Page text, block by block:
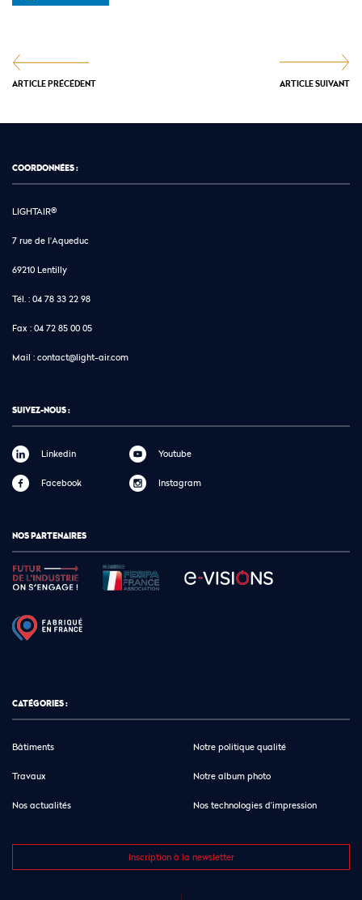
ARTICLE PRÉCÉDENT ARTICLE SUIVANT
COORDONNÉES :
LIGHTAIR®
7 rue de l'Aqueduc
69210 Lentilly
Tél. : 04 78 33 22 98
Fax : 04 72 85 00 05
Mail : contact@light-air.com
SUIVEZ-NOUS :
Linkedin
Facebook
Youtube
Instagram
NOS PARTENAIRES
CATÉGORIES :
Bâtiments
Travaux
Nos actualités
Notre politique qualité
Notre album photo
Nos technologies d’impression
Inscription à la newsletter